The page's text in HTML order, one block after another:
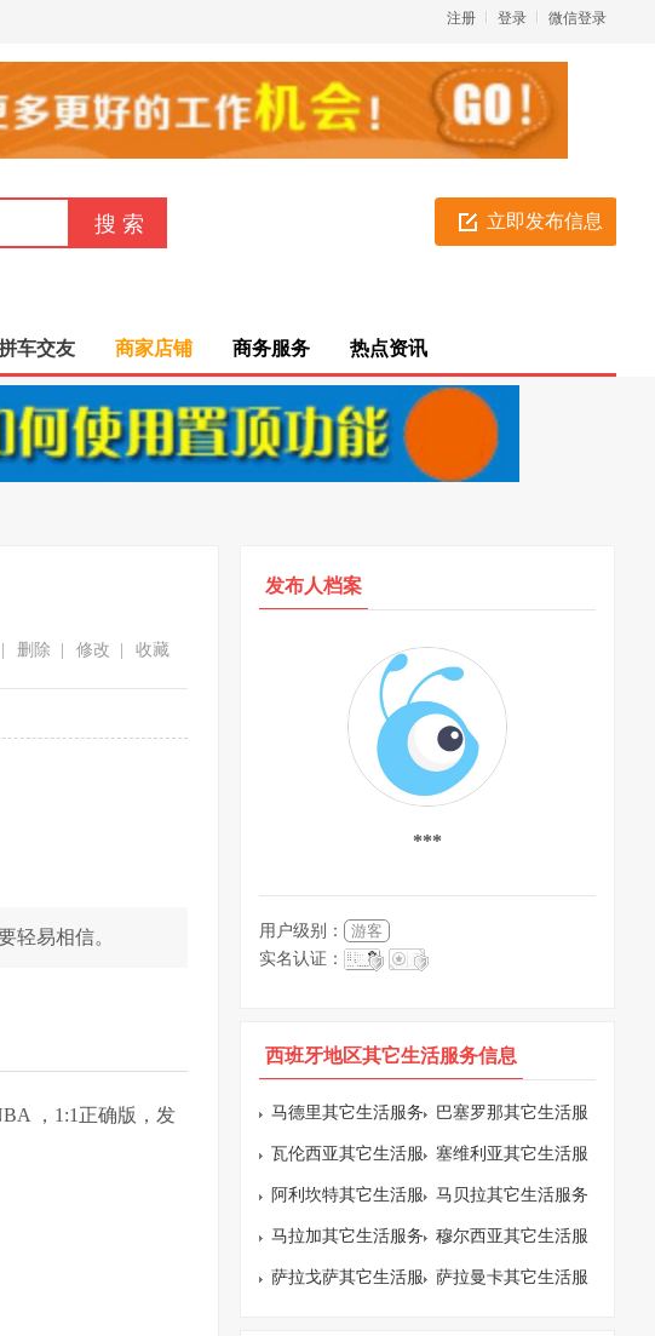
微信登录
登录
注册
立即发布信息
车交友 商家店铺 商务服务 热点资讯
收藏
修改
删除
轻易相信。
，1:1正确版，发
发布人档案
***
用户级别：
游客
实名认证：
西班牙地区其它生活服务信息
马德里其它生活服务
信息
巴塞罗那其它生活服
务信息
瓦伦西亚其它生活服
务信息
塞维利亚其它生活服
务信息
阿利坎特其它生活服
务信息
马贝拉其它生活服务
信息
马拉加其它生活服务
信息
穆尔西亚其它生活服
务信息
萨拉戈萨其它生活服 萨拉曼卡其它生活服